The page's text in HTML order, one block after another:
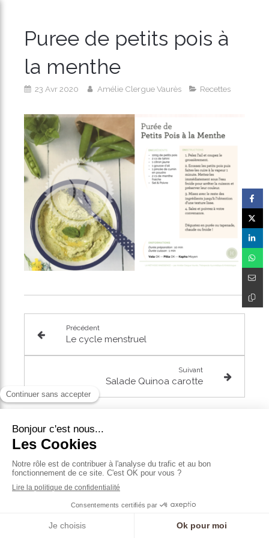
Puree de petits pois à
la menthe
23 Avr 2020 Amélie Clergue Vaurès Recettes
Précédent
Le cycle menstruel
Suivant
Salade Quinoa carotte
Articles similaires